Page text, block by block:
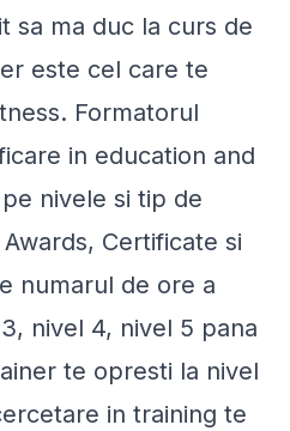
sa ma duc la curs de
este cel care te
Formatorul
in education and
nivele si tip de
Certificate si
numarul de ore a
nivel 4, nivel 5 pana
te opresti la nivel
in training te